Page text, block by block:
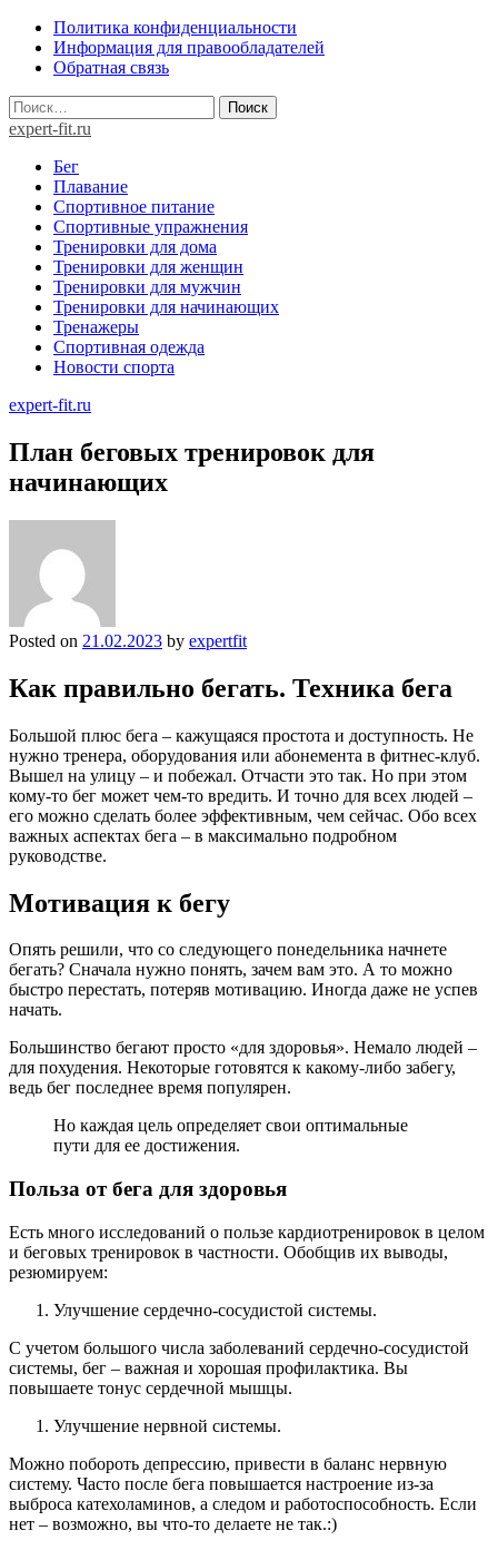
Skip
content
Политика конфиденциальности
Информация для правообладателей
Обратная связь
Найти:
expert-fit.ru
Бег
Плавание
Спортивное питание
Спортивные упражнения
Тренировки для дома
Тренировки для женщин
Тренировки для мужчин
Тренировки для начинающих
Тренажеры
Спортивная одежда
Новости спорта
expert-fit.ru
План беговых тренировок для
начинающих
Posted on 21.02.2023 by expertfit
Как правильно бегать. Техника бега
Большой плюс бега – кажущаяся простота и доступность. Не
нужно тренера, оборудования или абонемента в фитнес-клуб.
Вышел на улицу – и побежал. Отчасти это так. Но при этом
кому-то бег может чем-то вредить. И точно для всех людей –
его можно сделать более эффективным, чем сейчас. Обо всех
важных аспектах бега – в максимально подробном
руководстве.
Мотивация к бегу
Опять решили, что со следующего понедельника начнете
бегать? Сначала нужно понять, зачем вам это. А то можно
быстро перестать, потеряв мотивацию. Иногда даже не успев
начать.
Большинство бегают просто «для здоровья». Немало людей –
для похудения. Некоторые готовятся к какому-либо забегу,
ведь бег последнее время популярен.
Но каждая цель определяет свои оптимальные
пути для ее достижения.
Польза от бега для здоровья
Есть много исследований о пользе кардиотренировок в целом
и беговых тренировок в частности. Обобщив их выводы,
резюмируем:
Улучшение сердечно-сосудистой системы.
С учетом большого числа заболеваний сердечно-сосудистой
системы, бег – важная и хорошая профилактика. Вы
повышаете тонус сердечной мышцы.
Улучшение нервной системы.
Можно побороть депрессию, привести в баланс нервную
систему. Часто после бега повышается настроение из-за
выброса катехоламинов, а следом и работоспособность. Если
нет – возможно, вы что-то делаете не так.:)